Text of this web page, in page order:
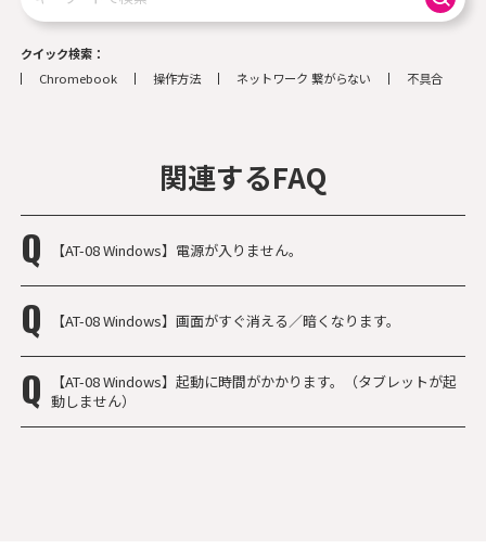
索
クイック検索
Chromebook
操作方法 ネットワーク 繋がらない 不具合
関連するFAQ
【AT-08 Windows】電源が入りません。
【AT-08 Windows】画面がすぐ消える／暗くなります。
【AT-08 Windows】起動に時間がかかります。（タブレットが起
動しません）